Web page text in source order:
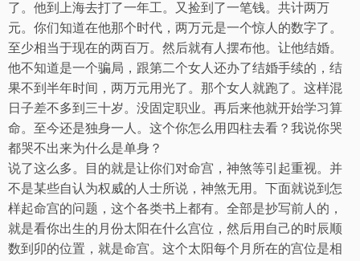
了。他到上海去打了一年工。又捡到了一笔钱。共计两万
元。你们知道在他那个时代，两万元是一个惊人的数字了。
至少相当于现在的两百万。然后就有人摆布他。让他结婚。
他不知道是一个骗局，跟第二个女人还办了结婚手续的，结
果不到半年时间，两万元用光了。那个女人就跑了。这样混
日子差不多到三十岁。没固定职业。再后来他就开始学习算
命。至今还是独身一人。这个你怎么用四柱去看？我说你哭
都哭不出来为什么是单身？
说了这么多。目的就是让你们对命宫，神煞等引起重视。并
不是某些自认为权威的人士所说，神煞无用。下面就说到怎
样起命宫的问题，这个各类书上都有。全部是抄写前人的，
就是看你出生的月份太阳在什么宫位，然后用自己的时辰顺
数到卯的位置，就是命宫。这个太阳每个月所在的宫位是相